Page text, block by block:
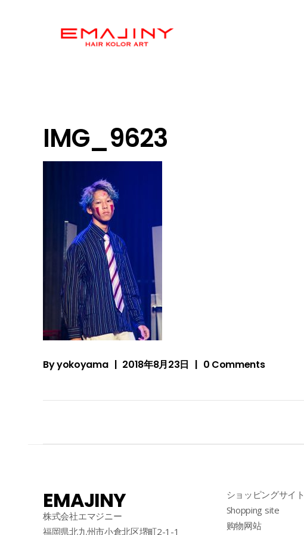
IMG_9623
Byyokoyama 2018年8月23日 0 Comments
EMAJINY
株式会社エマジニー
福岡県北九州市小倉北区堺町2-1-1
ショッピングサイト
Shopping site
购物网站